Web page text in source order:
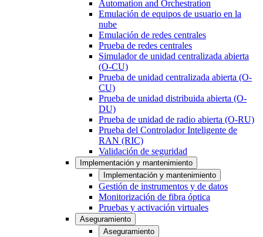
Automation and Orchestration
Emulación de equipos de usuario en la
nube
Emulación de redes centrales
Prueba de redes centrales
Simulador de unidad centralizada abierta
(O-CU)
Prueba de unidad centralizada abierta (O-
CU)
Prueba de unidad distribuida abierta (O-
DU)
Prueba de unidad de radio abierta (O-RU)
Prueba del Controlador Inteligente de
RAN (RIC)
Validación de seguridad
Implementación y mantenimiento
Implementación y mantenimiento
Gestión de instrumentos y de datos
Monitorización de fibra óptica
Pruebas y activación virtuales
Aseguramiento
Aseguramiento